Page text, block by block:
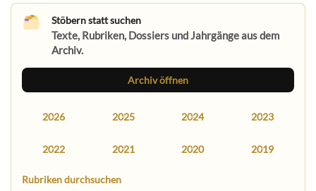
Stöbern statt suchen
Texte, Rubriken, Dossiers und Jahrgänge aus dem
Archiv.
Archiv öffnen
2026 2025 2024 2023
2022 2021 2020 2019
Rubriken durchsuchen